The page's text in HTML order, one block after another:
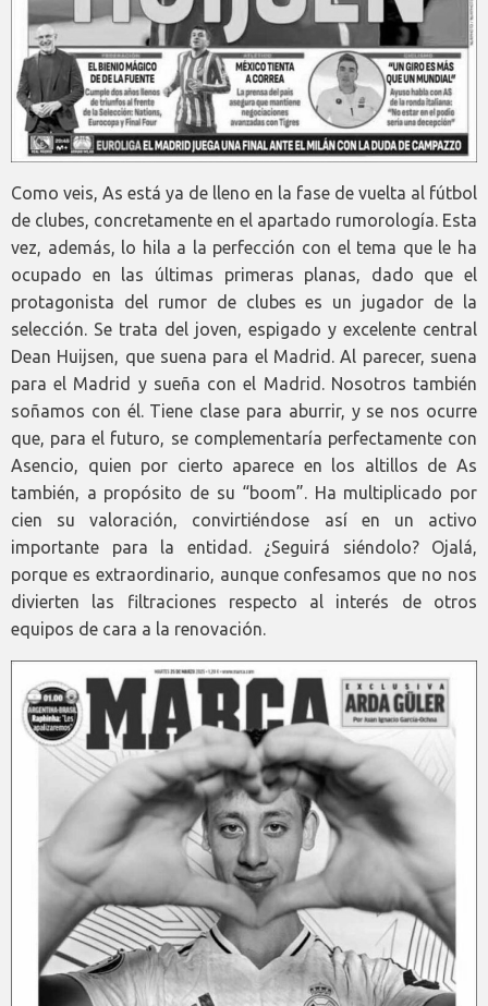
Como veis, As está ya de lleno en la fase de vuelta al fútbol
de clubes, concretamente en el apartado rumorología. Esta
vez, además, lo hila a la perfección con el tema que le ha
ocupado en las últimas primeras planas, dado que el
protagonista del rumor de clubes es un jugador de la
selección. Se trata del joven, espigado y excelente central
Dean Huijsen, que suena para el Madrid. Al parecer, suena
para el Madrid y sueña con el Madrid. Nosotros también
soñamos con él. Tiene clase para aburrir, y se nos ocurre
que, para el futuro, se complementaría perfectamente con
Asencio, quien por cierto aparece en los altillos de As
también, a propósito de su “boom”. Ha multiplicado por
cien su valoración, convirtiéndose así en un activo
importante para la entidad. ¿Seguirá siéndolo? Ojalá,
porque es extraordinario, aunque confesamos que no nos
divierten las filtraciones respecto al interés de otros
equipos de cara a la renovación.